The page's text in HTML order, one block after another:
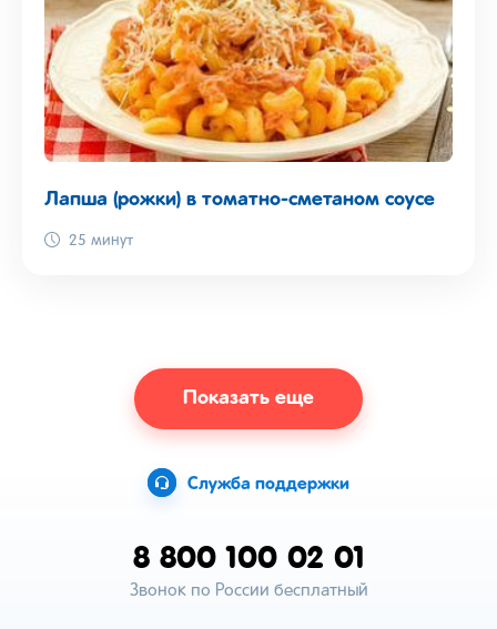
Лапша (рожки) в томатно-сметаном соусе
25 минут
Показать еще
Служба поддержки
8 800 100 02 01
Звонок по России бесплатный